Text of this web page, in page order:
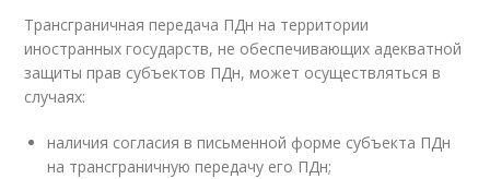
Трансграничная передача ПДн на территории
иностранных государств, не обеспечивающих адекватной
защиты прав субъектов ПДн, может осуществляться в
случаях:
наличия согласия в письменной форме субъекта ПДн
на трансграничную передачу его ПДн;